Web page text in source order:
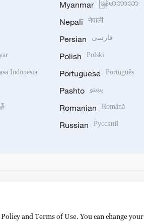
Indonesia
Myanmar မြန်မာဘာသာ
Nepali नेपाली
Persian فارسی
Polish Polski
Portuguese Português
Pashto پښتو
Romanian Română
Russian Русский
and Terms of Use. You can change your